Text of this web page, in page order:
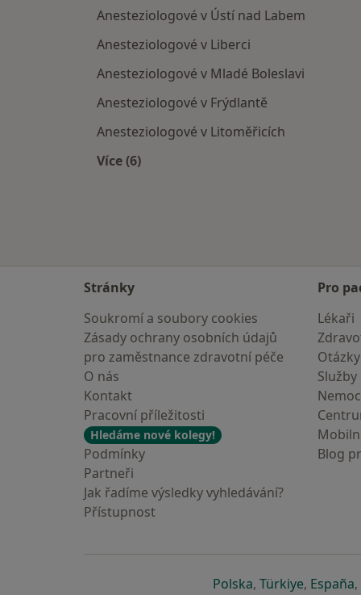
Anesteziologové v Ústí nad Labem
Anesteziologové v Liberci
Anesteziologové v Mladé Boleslavi
Anesteziologové v Frýdlantě
Anesteziologové v Litoměřicích
Více (6)
Stránky
Soukromí a soubory cookies
Zásady ochrany osobních údajů
pro zaměstnance zdravotní péče
O nás
Kontakt
Pracovní příležitosti
Hledáme nové kolegy!
Podmínky
Partneři
Jak řadíme výsledky vyhledávání?
Přístupnost
Pro
Lékaři
Služby
Blog
Polskase otevře v nové
, Türkiyese
, España,